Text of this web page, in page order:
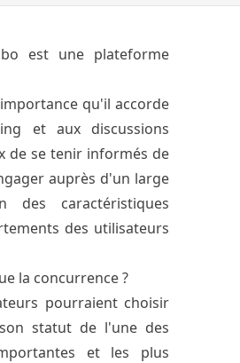
est une plateforme
qu'il accorde
et aux discussions
de se tenir informés de
auprès d'un large
caractéristiques
des utilisateurs
la concurrence ?
pourraient choisir
statut de l'une des
et les plus